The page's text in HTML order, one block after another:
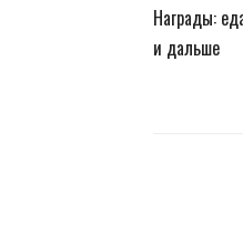
Награды:
и дальше